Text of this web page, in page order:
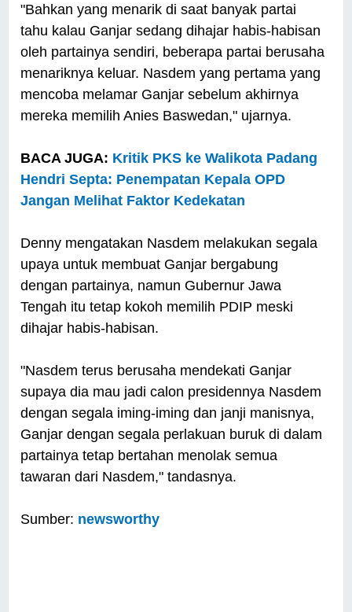
"Bahkan yang menarik di saat banyak partai
tahu kalau Ganjar sedang dihajar habis-habisan
oleh partainya sendiri, beberapa partai berusaha
menariknya keluar. Nasdem yang pertama yang
mencoba melamar Ganjar sebelum akhirnya
mereka memilih Anies Baswedan," ujarnya.
BACA JUGA: Kritik PKS ke Walikota Padang
Hendri Septa: Penempatan Kepala OPD
Jangan Melihat Faktor Kedekatan
Denny mengatakan Nasdem melakukan segala
upaya untuk membuat Ganjar bergabung
dengan partainya, namun Gubernur Jawa
Tengah itu tetap kokoh memilih PDIP meski
dihajar habis-habisan.
"Nasdem terus berusaha mendekati Ganjar
supaya dia mau jadi calon presidennya Nasdem
dengan segala iming-iming dan janji manisnya,
Ganjar dengan segala perlakuan buruk di dalam
partainya tetap bertahan menolak semua
tawaran dari Nasdem," tandasnya.
Sumber: newsworthy